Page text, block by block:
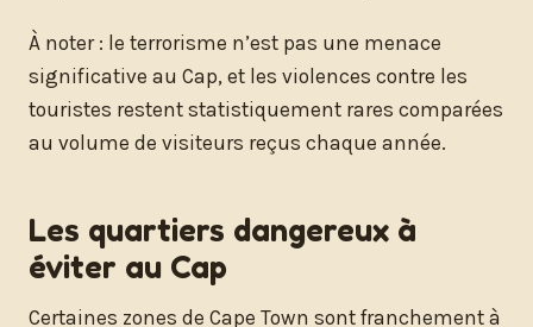
À noter : le terrorisme n’est pas une menace
significative au Cap, et les violences contre les
touristes restent statistiquement rares comparées
au volume de visiteurs reçus chaque année.
Les quartiers dangereux à
éviter au Cap
Certaines zones de Cape Town sont franchement à